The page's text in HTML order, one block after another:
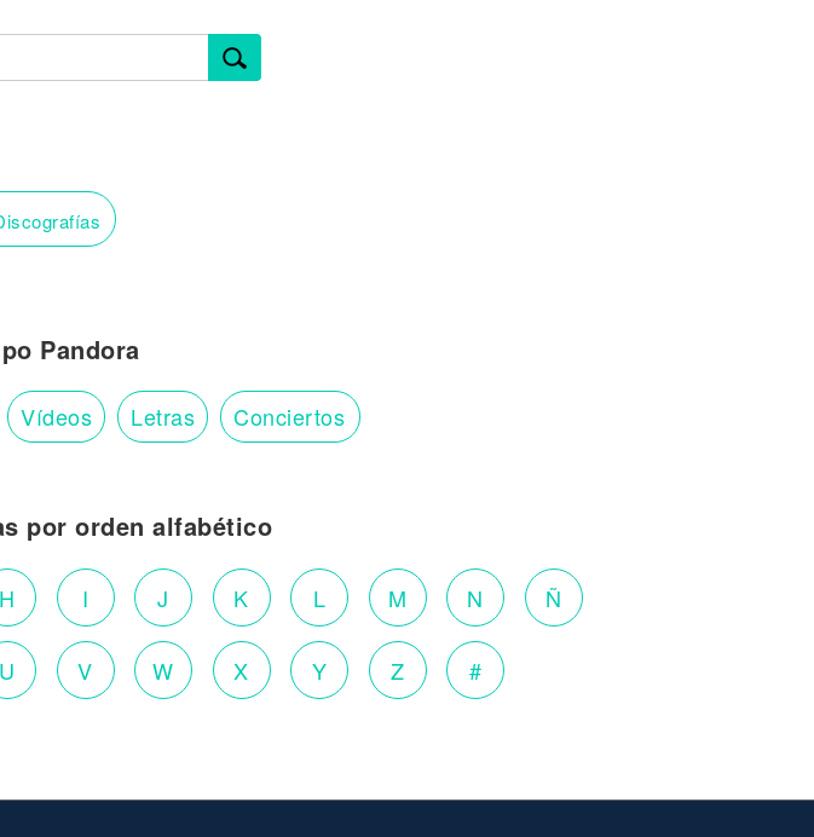
Pandora
Vídeos Letras Conciertos
por orden alfabético
H I J K L M N Ñ
U V W X Y Z #